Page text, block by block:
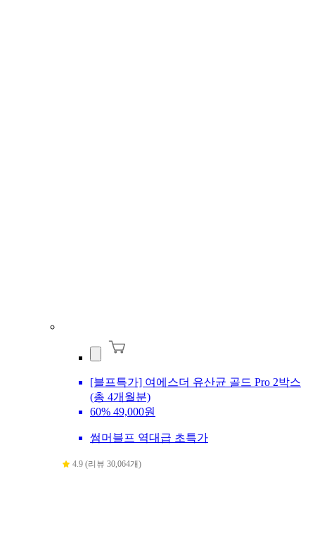
[블프특가] 여에스더 유산균 골드 Pro 2박스
(총 4개월분)
60% 49,000원
썸머블프 역대급 초특가
4.9 (리뷰 30,064개)